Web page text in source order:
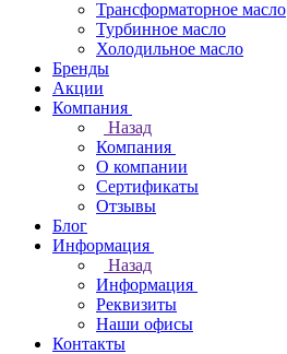
Трансформаторное масло
Турбинное масло
Холодильное масло
Бренды
Акции
Компания
Назад
Компания
О компании
Сертификаты
Отзывы
Блог
Информация
Назад
Информация
Реквизиты
Наши офисы
Контакты